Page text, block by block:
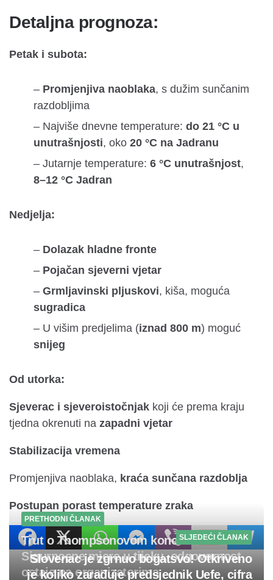
Detaljna prognoza:
Petak i subota:
– Promjenjiva naoblaka, s dužim sunčanim
razdobljima
– Najviše dnevne temperature: do 21 °C u
unutrašnjosti, oko 20 °C na Jadranu
– Jutarnje temperature: 6 °C unutrašnjost,
8–12 °C Jadran
Nedjelja:
– Dolazak hladne fronte
– Pojačan sjeverni vjetar
– Grmljavinski pljuskovi, kiša, moguća
sugradica
– U višim predjelima (iznad 800 m) moguć
snijeg
Od utorka:
Sjeverac i sjeveroistočnjak koji će prema kraju
tjedna okrenuti na zapadni vjetar
Stabilizacija vremena
Promjenjiva naoblaka, kraća sunčana razdoblja
Postupan porast temperature zraka
PRETHODNI ČLANAK
Trut o Thompsonovom koncertu:
Sigurnosne mjere u tijeku, odgovornost
ostaje na organizatorima
SLJEDEĆI ČLANAK
Slovenac je zgrnuo bogatsvo! Otkriveno
je koliko zarađuje predsjednik Uefe, cifra